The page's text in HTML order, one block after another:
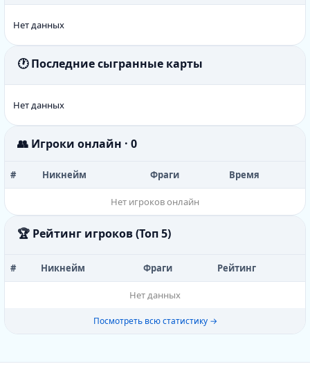
Нет данных
🕐 Последние сыгранные карты
Нет данных
👥 Игроки онлайн · 0
# Никнейм Фраги Время
Нет игроков онлайн
🏆 Рейтинг игроков (Топ 5)
# Никнейм Фраги Рейтинг
Нет данных
Посмотреть всю статистику →